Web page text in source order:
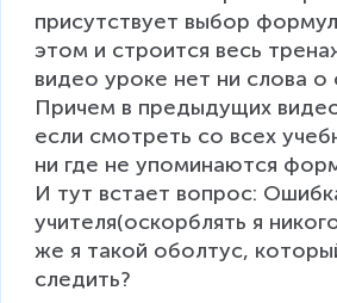
присутствует выбор
этом и строится весь
видео уроке нет ни слова о
Причем в предыдущих
если смотреть со всех
ни где не упоминаются
И тут встает вопрос:
учителя(оскорблять я
же я такой оболтус,
следить?